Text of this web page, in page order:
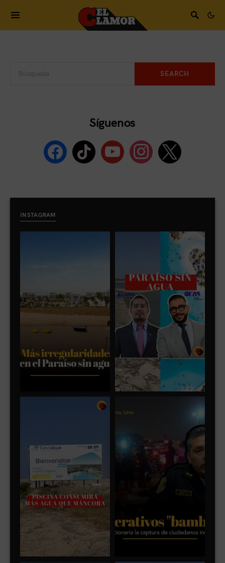
SEARCH
Síguenos
INSTAGRAM